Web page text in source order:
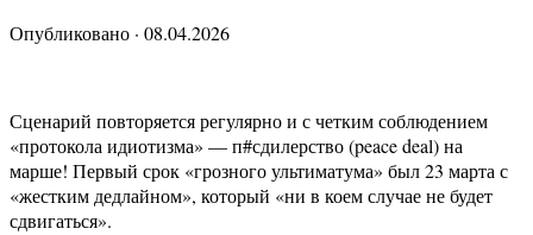
Опубликовано · 08.04.2026
Сценарий повторяется регулярно и с четким соблюдением
«протокола идиотизма» — п#сдилерство (peace deal) на
марше! Первый срок «грозного ультиматума» был 23 марта с
«жестким дедлайном», который «ни в коем случае не будет
сдвигаться».